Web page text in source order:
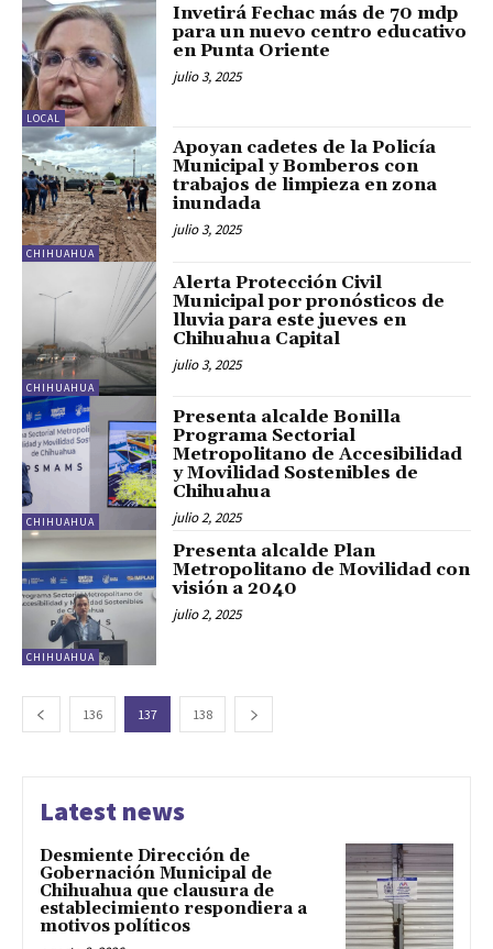
LOCAL
Invetirá Fechac más de 70 mdp
para un nuevo centro educativo
en Punta Oriente
julio 3, 2025
CHIHUAHUA
Apoyan cadetes de la Policía
Municipal y Bomberos con
trabajos de limpieza en zona
inundada
julio 3, 2025
CHIHUAHUA
Alerta Protección Civil
Municipal por pronósticos de
lluvia para este jueves en
Chihuahua Capital
julio 3, 2025
CHIHUAHUA
Presenta alcalde Bonilla
Programa Sectorial
Metropolitano de Accesibilidad
y Movilidad Sostenibles de
Chihuahua
julio 2, 2025
CHIHUAHUA
Presenta alcalde Plan
Metropolitano de Movilidad con
visión a 2040
julio 2, 2025
136 137 138
Latest news
Desmiente Dirección de
Gobernación Municipal de
Chihuahua que clausura de
establecimiento respondiera a
motivos políticos